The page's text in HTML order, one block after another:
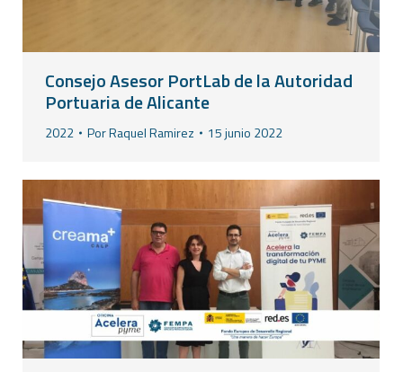
Consejo Asesor PortLab de la Autoridad
Portuaria de Alicante
2022 PorRaquel Ramirez 15 junio 2022